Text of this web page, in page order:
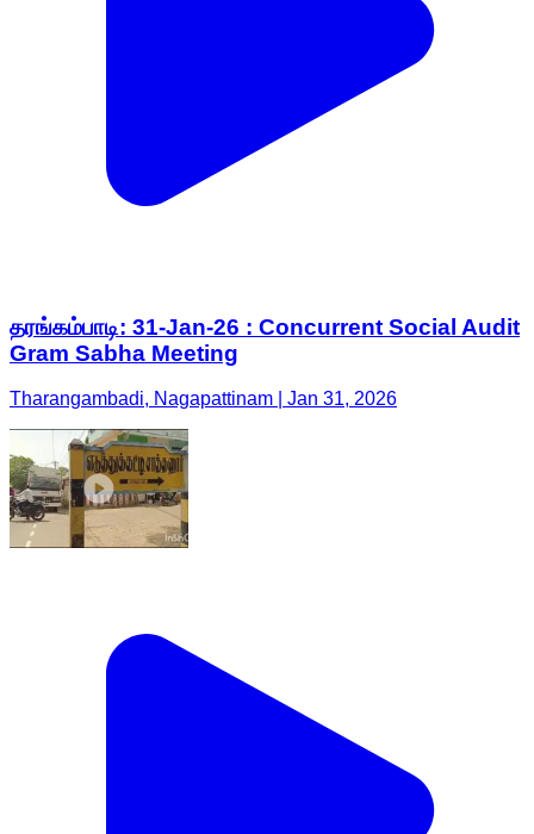
தரங்கம்பாடி: 31-Jan-26 : Concurrent Social Audit
Gram Sabha Meeting
Tharangambadi, Nagapattinam | Jan 31, 2026